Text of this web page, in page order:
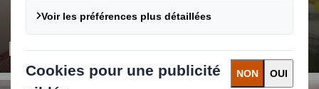
Marchés